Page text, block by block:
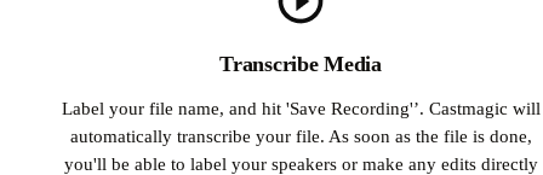
Transcribe Media
Label your file name, and hit 'Save Recording'’. Castmagic will
automatically transcribe your file. As soon as the file is done,
you'll be able to label your speakers or make any edits directly